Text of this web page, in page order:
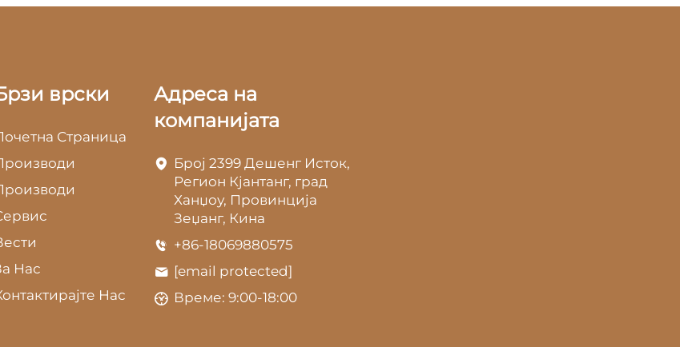
врски
Страница
Нас
Нас
Адреса на
компанијата
Број 2399 Дешенг Исток,
Регион Кјантанг, град
Ханџоу, Провинција
Зеџанг, Кина
+86-18069880575
[email protected]
Време: 9:00-18:00